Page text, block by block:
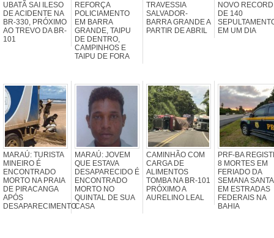
UBATÃ SAI ILESO
DE ACIDENTE NA
BR-330, PRÓXIMO
AO TREVO DA BR-
101
REFORÇA
POLICIAMENTO
EM BARRA
GRANDE, TAIPU
DE DENTRO,
CAMPINHOS E
TAIPU DE FORA
TRAVESSIA
SALVADOR-
BARRA GRANDE A
PARTIR DE ABRIL
NOVO
DE 140
EM UM DIA
MARAÚ: TURISTA
MINEIRO É
ENCONTRADO
MORTO NA PRAIA
DE PIRACANGA
APÓS
DESAPARECIMENTO
MARAÚ: JOVEM
QUE ESTAVA
DESAPARECIDO É
ENCONTRADO
MORTO NO
QUINTAL DE SUA
CASA
CAMINHÃO COM
CARGA DE
ALIMENTOS
TOMBA NA BR-101
PRÓXIMO A
AURELINO LEAL
PRF-BA
8 MORTES EM
FERIADO DA
SEMANA SANTA
EM ESTRADAS
FEDERAIS NA
BAHIA